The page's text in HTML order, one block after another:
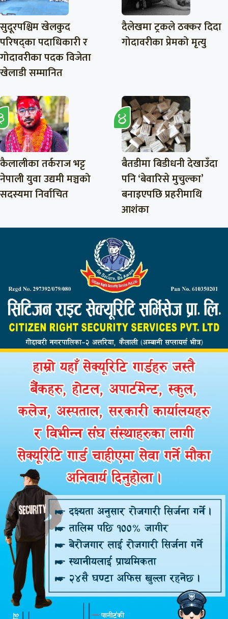
सुदूरपश्चिम खेलकुद
परिषद्का पदाधिकारी र
गोदावरीका पदक विजेता
खेलाडी सम्मानित
दैलेखमा ट्रकले ठक्कर दिदा
गोदावरीका प्रेमको मृत्यु
कैलालीका तर्कराज भट्ट
नेपाली युवा उद्यमी मञ्चको
सदस्यमा निर्वाचित
बैतडीमा बिडीधनी देखाउँदा
पनि ‘बेवारिसे मुचुल्का’
बनाइएपछि प्रहरीमाथि
आशंका